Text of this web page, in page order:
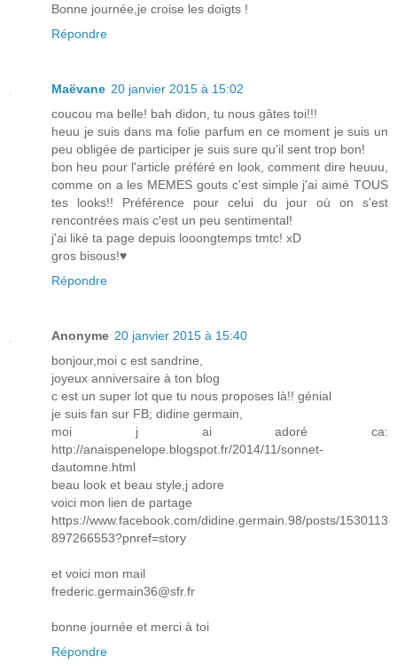
Bonne journée,je croise les doigts !
Répondre
Maëvane 20 janvier 2015 à 15:02
coucou ma belle! bah didon, tu nous gâtes toi!!!
heuu je suis dans ma folie parfum en ce moment je suis un
peu obligée de participer je suis sure qu'il sent trop bon!
bon heu pour l'article préféré en look, comment dire heuuu,
comme on a les MEMES gouts c'est simple j'ai aimé TOUS
tes looks!! Préférence pour celui du jour où on s'est
rencontrées mais c'est un peu sentimental!
j'ai liké ta page depuis looongtemps tmtc! xD
gros bisous!♥
Répondre
Anonyme 20 janvier 2015 à 15:40
bonjour,moi c est sandrine,
joyeux anniversaire à ton blog
c est un super lot que tu nous proposes là!! génial
je suis fan sur FB; didine germain,
moi j ai adoré ca:
http://anaispenelope.blogspot.fr/2014/11/sonnet-
dautomne.html
beau look et beau style,j adore
voici mon lien de partage
https://www.facebook.com/didine.germain.98/posts/1530113
897266553?pnref=story
et voici mon mail
frederic.germain36@sfr.fr
bonne journée et merci à toi
Répondre